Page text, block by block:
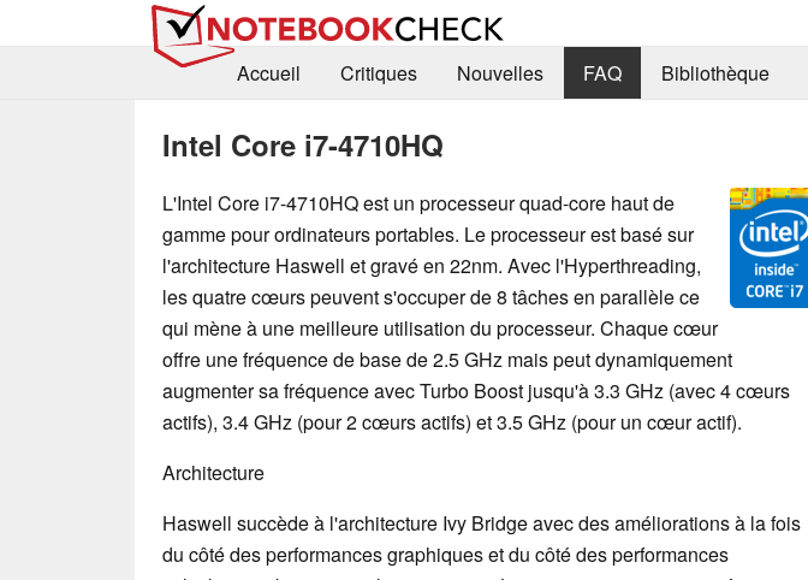
Accueil
Critiques Nouvelles FAQ Bibliothèque
Intel Core i7-4710HQ
L'Intel Core i7-4710HQ est un processeur quad-core haut de
gamme pour ordinateurs portables. Le processeur est basé sur
l'architecture Haswell et gravé en 22nm. Avec l'Hyperthreading,
les quatre cœurs peuvent s'occuper de 8 tâches en parallèle ce
qui mène à une meilleure utilisation du processeur. Chaque cœur
offre une fréquence de base de 2.5 GHz mais peut dynamiquement
augmenter sa fréquence avec Turbo Boost jusqu'à 3.3 GHz (avec 4 cœurs
actifs), 3.4 GHz (pour 2 cœurs actifs) et 3.5 GHz (pour un cœur actif).
Architecture
Haswell succède à l'architecture Ivy Bridge avec des améliorations à la fois
du côté des performances graphiques et du côté des performances